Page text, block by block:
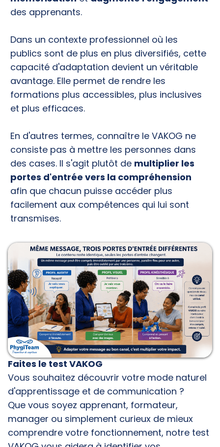
des apprenants.
Dans un contexte professionnel où les
publics sont de plus en plus diversifiés, cette
capacité d'adaptation devient un véritable
avantage. Elle permet de rendre les
formations plus accessibles, plus inclusives
et plus efficaces.
En d'autres termes, connaître le VAKOG ne
consiste pas à mettre les personnes dans
des cases. Il s'agit plutôt de multiplier les
portes d'entrée vers la compréhension
afin que chacun puisse accéder plus
facilement aux compétences qui lui sont
transmises.
Faites le test VAKOG
Vous souhaitez découvrir votre mode naturel
d'apprentissage et de communication ?
Que vous soyez apprenant, formateur,
manager ou simplement curieux de mieux
comprendre votre fonctionnement, notre test